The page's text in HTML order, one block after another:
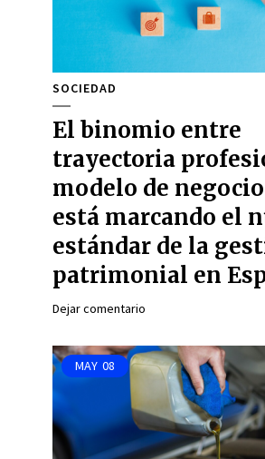
SOCIEDAD
El binomio entre
trayectoria
modelo de
está marcando el
estándar de la
patrimonial en
Dejar comentario
MAY 08